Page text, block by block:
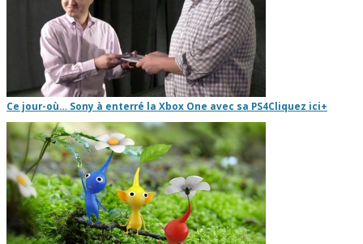
Ce jour-où… Sony à enterré la Xbox One avec sa PS4Cliquez ici+